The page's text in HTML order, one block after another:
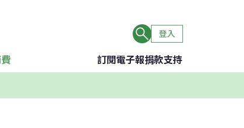
登入
訂閱電子報捐款支持